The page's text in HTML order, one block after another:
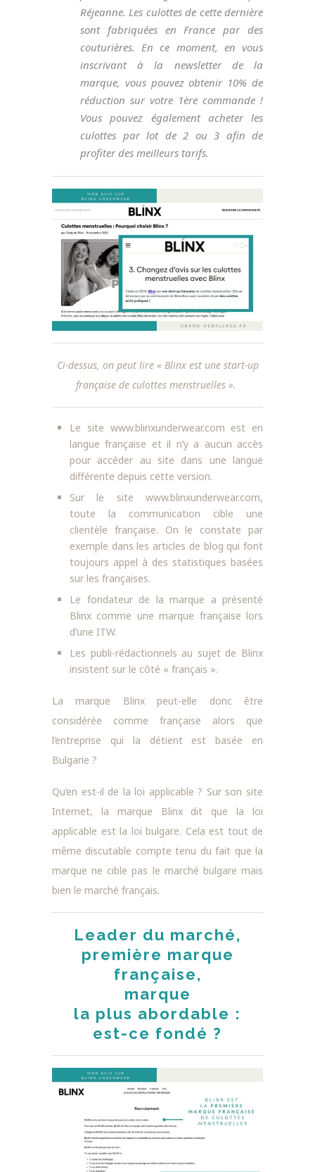
Réjeanne. Les culottes de cette dernière
sont fabriquées en France par des
couturières. En ce moment, en vous
inscrivant à la newsletter de la
marque, vous pouvez obtenir 10% de
réduction sur votre 1ère commande !
Vous pouvez également acheter les
culottes par lot de 2 ou 3 afin de
profiter des meilleurs tarifs.
Ci-dessus, on peut lire « Blinx est une start-up
française de culottes menstruelles ».
Le site www.blinxunderwear.com est en
langue française et il n’y a aucun accès
pour accéder au site dans une langue
différente depuis cette version.
Sur le site www.blinxunderwear.com,
toute la communication cible une
clientèle française. On le constate par
exemple dans les articles de blog qui font
toujours appel à des statistiques basées
sur les françaises.
Le fondateur de la marque a présenté
Blinx comme une marque française lors
d’une ITW.
Les publi-rédactionnels au sujet de Blinx
insistent sur le côté « français ».
La marque Blinx peut-elle donc être
considérée comme française alors que
l’entreprise qui la détient est basée en
Bulgarie ?
Qu’en est-il de la loi applicable ? Sur son site
Internet, la marque Blinx dit que la loi
applicable est la loi bulgare. Cela est tout de
même discutable compte tenu du fait que la
marque ne cible pas le marché bulgare mais
bien le marché français.
Leader du marché,
première marque
française,
marque
la plus abordable :
est-ce fondé ?